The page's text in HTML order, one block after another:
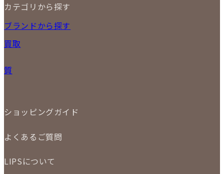
2026
10
11
17
18
カテゴリから探す
NEW ITEM
時計
小物
ジュエリー
ブランドから探す
買取
店頭買取
LINE査定
買取実績
質
ショッピングガイド
商品について
お支払いについて
よくあるご質問
商品について
LIPSについて